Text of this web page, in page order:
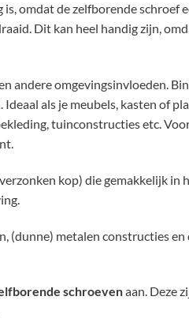
omdat de zelfborende schroef
Dit kan heel handig zijn,
andere omgevingsinvloeden.
als je meubels, kasten of
tuinconstructies etc.
kop) die gemakkelijk in
(dunne) metalen constructies
schroevenaan. Deze